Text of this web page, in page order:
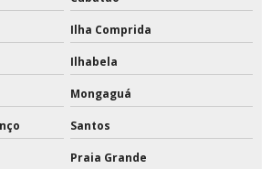
Ilha Comprida
Ilhabela
Mongaguá
Santos
Praia Grande